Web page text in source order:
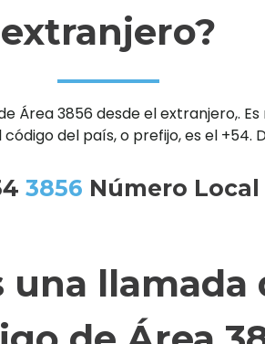
extranjero?
3856 desde el extranjero,.
del país, o prefijo, es el +54.
3856 Número Local
una